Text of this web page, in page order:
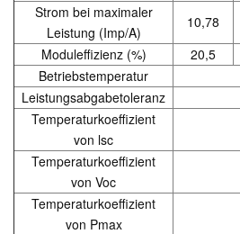
Strom bei maximaler
Leistung (Imp/A)
10,78
Moduleffizienz (%)
20,5
Betriebstemperatur
Leistungsabgabetoleranz
Temperaturkoeffizient
von lsc
Temperaturkoeffizient
von Voc
Temperaturkoeffizient
von Pmax